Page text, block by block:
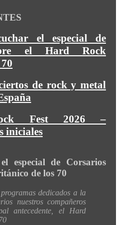
el especial de
el Hard Rock
de rock y metal
Fest 2026 –
iniciales
especial de Corsarios
de los 70
dedicados a la
nuestros compañeros
antecedente, el Hard